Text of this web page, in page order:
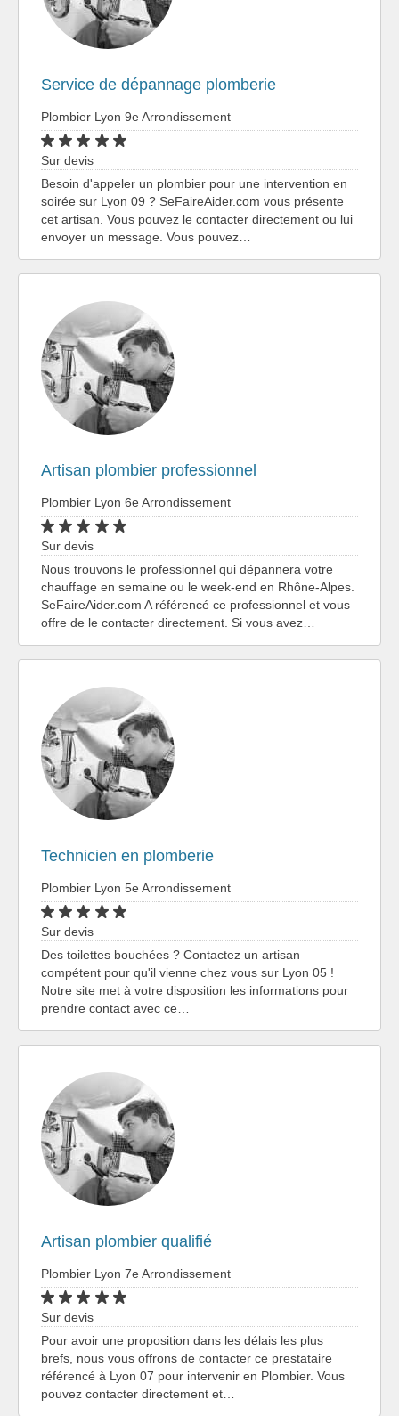
Service de dépannage plomberie
Plombier Lyon 9e Arrondissement
Sur devis
Besoin d'appeler un plombier pour une intervention en
soirée sur Lyon 09 ? SeFaireAider.com vous présente
cet artisan. Vous pouvez le contacter directement ou lui
envoyer un message. Vous pouvez…
Artisan plombier professionnel
Plombier Lyon 6e Arrondissement
Sur devis
Nous trouvons le professionnel qui dépannera votre
chauffage en semaine ou le week-end en Rhône-Alpes.
SeFaireAider.com A référencé ce professionnel et vous
offre de le contacter directement. Si vous avez…
Technicien en plomberie
Plombier Lyon 5e Arrondissement
Sur devis
Des toilettes bouchées ? Contactez un artisan
compétent pour qu'il vienne chez vous sur Lyon 05 !
Notre site met à votre disposition les informations pour
prendre contact avec ce…
Artisan plombier qualifié
Plombier Lyon 7e Arrondissement
Sur devis
Pour avoir une proposition dans les délais les plus
brefs, nous vous offrons de contacter ce prestataire
référencé à Lyon 07 pour intervenir en Plombier. Vous
pouvez contacter directement et…